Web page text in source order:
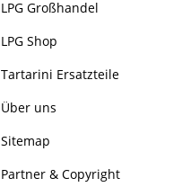
LPG Großhandel
LPG Shop
Tartarini Ersatzteile
Über uns
Sitemap
Partner & Copyright